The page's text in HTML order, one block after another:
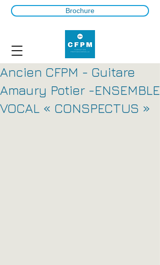
Brochure
Ancien CFPM - Guitare
Amaury Potier -ENSEMBLE
VOCAL « CONSPECTUS »